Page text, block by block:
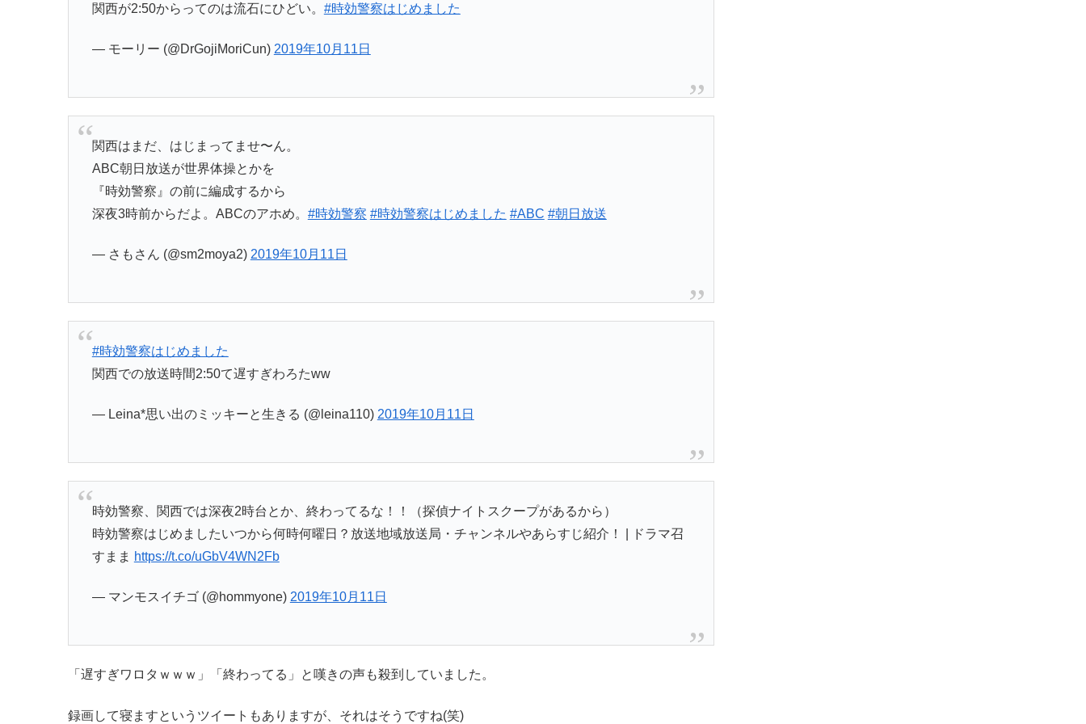
関西が2:50からってのは流石にひどい。 #時効警察はじめました
— モーリー (@DrGojiMoriCun) 2019年10月11日
関西はまだ、はじまってませ〜ん。
ABC朝日放送が世界体操とかを
『時効警察』の前に編成するから
深夜3時前からだよ。ABCのアホめ。 #時効警察 #時効警察はじめました #ABC #朝日放送
— さもさん (@sm2moya2) 2019年10月11日
#時効警察はじめました
関西での放送時間2:50て遅すぎわろたww
— Leina*思い出のミッキーと生きる (@leina110) 2019年10月11日
時効警察、関西では深夜2時台とか、終わってるな！！（探偵ナイトスクープがあるから）
時効警察はじめましたいつから何時何曜日？放送地域放送局・チャンネルやあらすじ紹介！ | ドラマ召
すまま https://t.co/uGbV4WN2Fb
— マンモスイチゴ (@hommyone) 2019年10月11日
「遅すぎワロタｗｗｗ」「終わってる」と嘆きの声も殺到していました。
録画して寝ますというツイートもありますが、それはそうですね(笑)